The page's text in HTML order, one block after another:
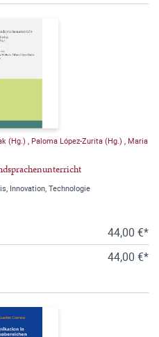
(Hg.) , Paloma López-Zurita (Hg.) , Maria
Innovation, Technologie
44,00 €*
44,00 €*